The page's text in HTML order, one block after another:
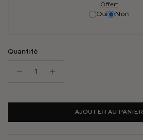
Offert
Oui Non
Quantité
AJOUTER AU PANIER